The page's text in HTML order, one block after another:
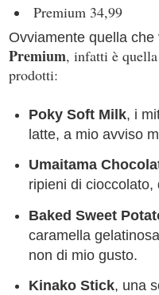
Premium 34,99
Ovviamente quella
Premium, infatti è
prodotti:
Poky Soft Milk, i
latte, a mio avviso
Umaitama
ripieni di cioccolato,
Baked Sweet
caramella
non di mio gusto.
Kinako Stick, una